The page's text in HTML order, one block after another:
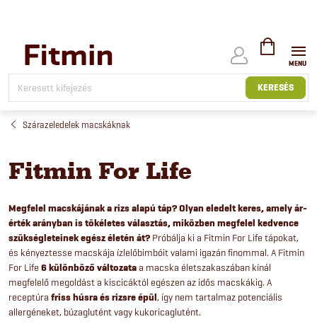
tartalomhoz
KERESÉS
KOSÁR
Szárazeledelek macskáknak
Fitmin For Life
Megfelel macskájának a rizs alapú táp? Olyan eledelt keres, amely ár-
érték arányban is tökéletes választás, miközben megfelel kedvence
szükségleteinek egész életén át?Próbálja ki a Fitmin For Life tápokat,
és kényeztesse macskája ízlelőbimbóit valami igazán finommal. A Fitmin
For Life 6 különböző változataa macska életszakaszában kínál
megfelelő megoldást a kiscicáktól egészen az idős macskákig. A
receptúra friss húsra és rizsre épül, így nem tartalmaz potenciális
allergéneket, búzaglutént vagy kukoricaglutént.